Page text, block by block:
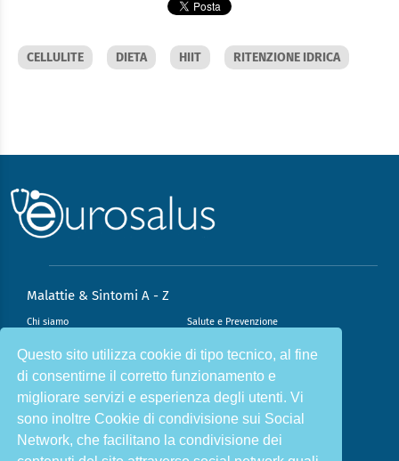
Questo sito utilizza cookie di tipo tecnico, al fine
di consentirne il corretto funzionamento e
migliorare servizi e esperienza degli utenti. Vi
sono inoltre Cookie di condivisione sui Social
Network, che facilitano la condivisione dei
CELLULITE DIETA HIIT RITENZIONE IDRICA
Malattie & Sintomi A - Z
Chi siamo Salute e Prevenzione
Infiammazione e Allergia Direzione scientifica
Nutrizione e Stili di vita Sport e Benessere
Cookie Policy L’angolo del dottore